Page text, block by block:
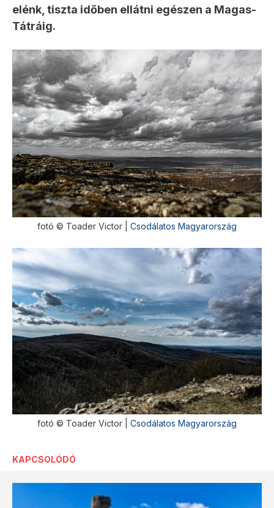
elénk, tiszta időben ellátni egészen a Magas-
Tátráig.
fotó © Toader Victor | Csodálatos Magyarország
fotó © Toader Victor | Csodálatos Magyarország
KAPCSOLÓDÓ